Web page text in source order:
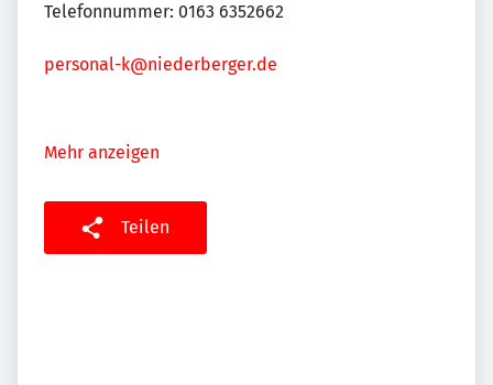
Telefonnummer: 0163 6352662
personal-k@niederberger.de
Mehr anzeigen
Teilen